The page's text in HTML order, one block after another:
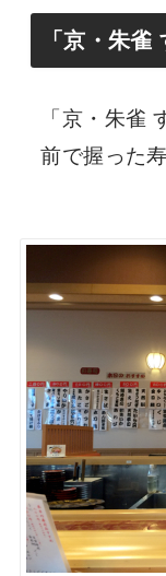
「京・朱
「京・朱雀
前で握った